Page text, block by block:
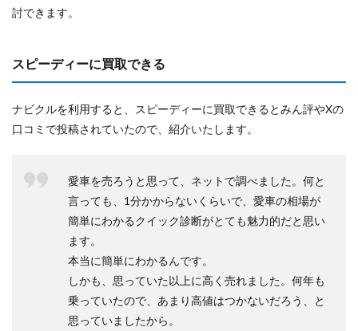
討できます。
スピーディーに買取できる
ナビクルを利用すると、スピーディーに買取できるとみん評やXの
口コミで投稿されていたので、紹介いたします。
愛車を売ろうと思って、ネットで調べました。何と
言っても、1分かからないくらいで、愛車の相場が
簡単にわかるクイック診断がとても魅力的だと思い
ます。
本当に簡単にわかるんです。
しかも、思っていた以上に高く売れました。何年も
乗っていたので、あまり高値はつかないだろう、と
思っていましたから。